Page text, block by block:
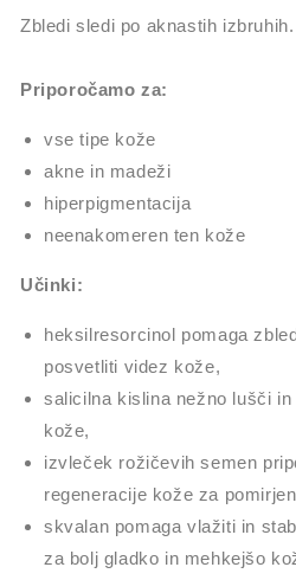
fix
fix
Zbledi sledi po aknastih izbruhih.
Priporočamo za:
vse tipe kože
akne in madeži
hiperpigmentacija
neenakomeren ten kože
Učinki:
heksilresorcinol pomaga
posvetliti videz kože,
salicilna kislina nežno lušči in
kože,
izvleček rožičevih semen
regeneracije kože za
skvalan pomaga vlažiti in
za bolj gladko in mehkejšo